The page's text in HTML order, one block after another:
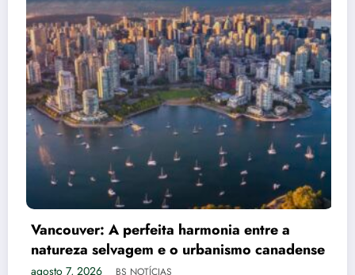
harmonia entre a
e o urbanismo canadense
Agenda Cultural
Agosto de 2026